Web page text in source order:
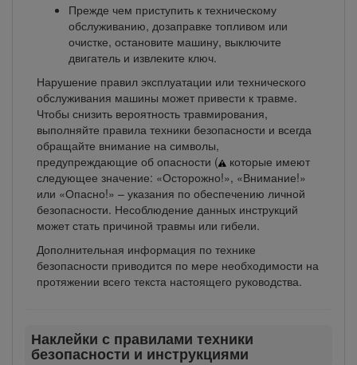
Прежде чем приступить к техническому
обслуживанию, дозаправке топливом или
очистке, остановите машину, выключите
двигатель и извлеките ключ.
Нарушение правил эксплуатации или технического
обслуживания машины может привести к травме.
Чтобы снизить вероятность травмирования,
выполняйте правила техники безопасности и всегда
обращайте внимание на символы,
предупреждающие об опасности (
которые имеют
следующее значение: «Осторожно!», «Внимание!»
или «Опасно!» – указания по обеспечению личной
безопасности. Несоблюдение данных инструкций
может стать причиной травмы или гибели.
Дополнительная информация по технике
безопасности приводится по мере необходимости на
протяжении всего текста настоящего руководства.
Наклейки с правилами техники
безопасности и инструкциями